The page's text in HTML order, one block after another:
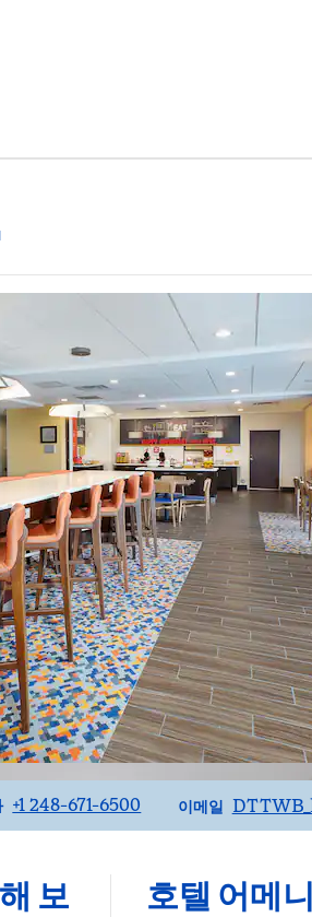
,
+1 248-671-6500 이메일
이메일
보
호텔 어메